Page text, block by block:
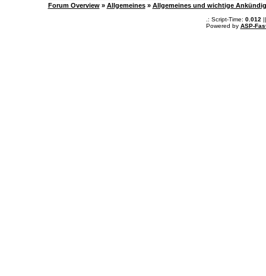
Forum Overview » Allgemeines » Allgemeines und wichtige
.: Script-Time: 0.012
Powered by ASP-